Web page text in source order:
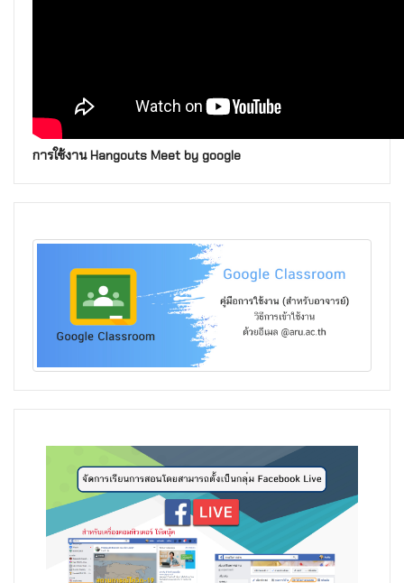
การใช้งาน Hangouts Meet by google